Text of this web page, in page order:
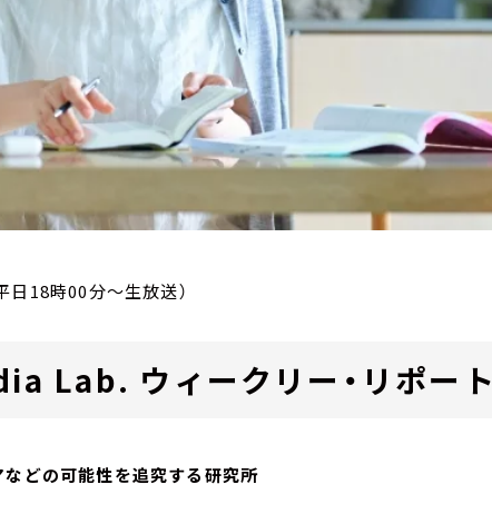
日18時00分～生放送）
Lab. ウィークリー・リポート
どの可能性を追究する研究所